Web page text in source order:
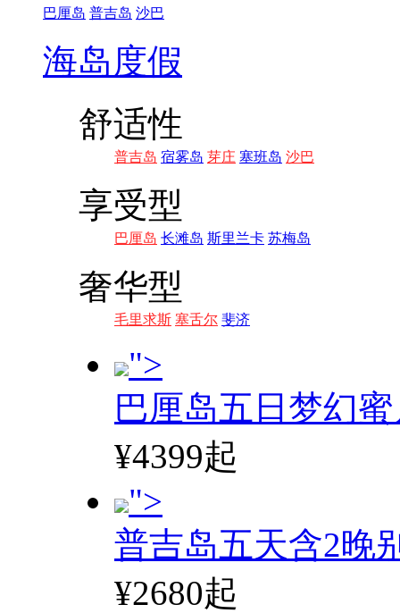
巴厘岛 普吉岛 沙巴
海岛度假
舒适性
普吉岛 宿雾岛 芽庄 塞班岛 沙巴
享受型
巴厘岛 长滩岛 斯里兰卡 苏梅岛
奢华型
毛里求斯 塞舌尔 斐济
">
巴厘岛五日梦幻
¥4399起
">
普吉岛五天含2晚
¥2680起